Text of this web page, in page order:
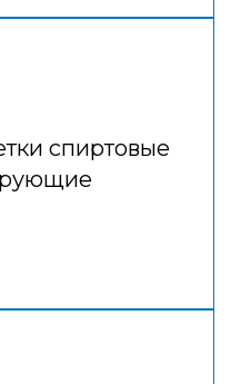
спиртовые